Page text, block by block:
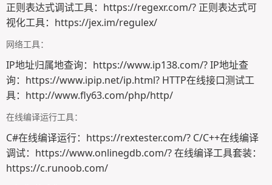
正则表达式调试工具：https://regexr.com/? 正则表达式可
视化工具：https://jex.im/regulex/
网络工具：
IP地址归属地查询：https://www.ip138.com/? IP地址查
询：https://www.ipip.net/ip.html? HTTP在线接口测试工
具：http://www.fly63.com/php/http/
在线编译运行工具：
C#在线编译运行：https://rextester.com/? C/C++在线编译
调试：https://www.onlinegdb.com/? 在线编译工具套装：
https://c.runoob.com/